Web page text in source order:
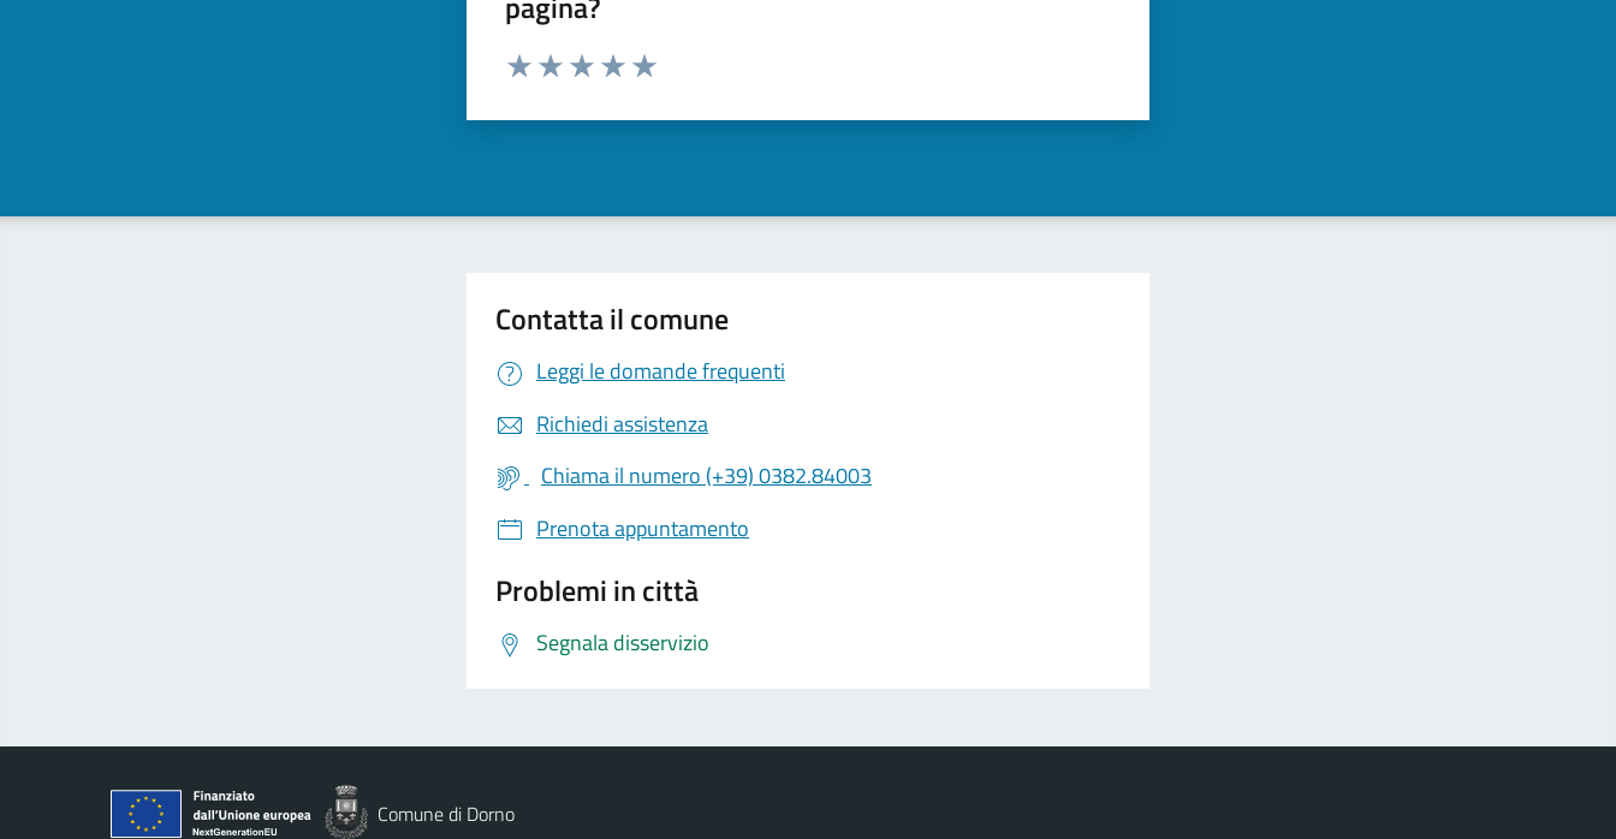
Valuta da 1 a 5 stelle la pagina
Contatta il comune
Leggi le domande frequenti
Richiedi assistenza
Chiama il numero (+39) 0382.84003
Prenota appuntamento
Problemi in città
Segnala disservizio
Comune di Dorno